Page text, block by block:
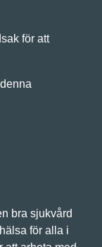
för att
bra sjukvård
för alla i